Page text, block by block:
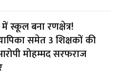
स्कूल बना रणक्षेत्र!
समेत 3 शिक्षकों की
मोहम्मद सरफराज